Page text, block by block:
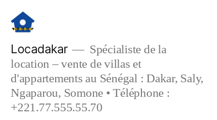
contenu
Locadakar
Spécialiste de la
location – vente de villas et
d'appartements au Sénégal : Dakar, Saly,
Ngaparou, Somone • Téléphone :
+221.77.555.55.70